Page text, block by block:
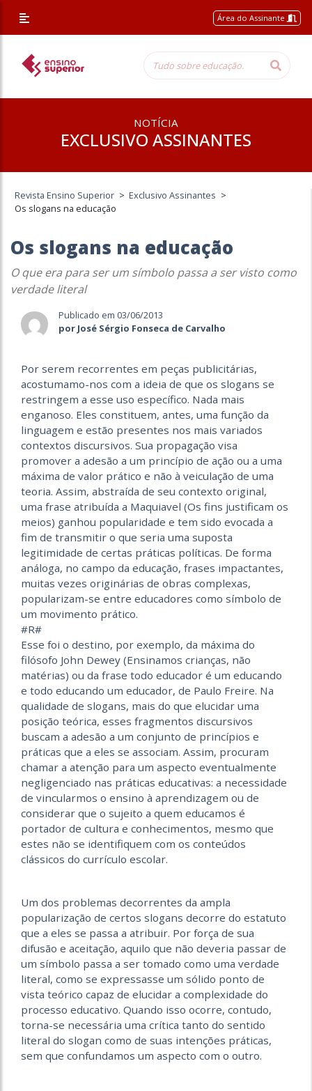
Área do Assinante
NOTÍCIA
EXCLUSIVO ASSINANTES
Revista Ensino Superior > Exclusivo Assinantes >
Os slogans na educação
Os slogans na educação
O que era para ser um símbolo passa a ser visto como
verdade literal
Publicado em 03/06/2013
por José Sérgio Fonseca de Carvalho
Por serem recorrentes em peças publicitárias,
acostumamo-nos com a ideia de que os slogans se
restringem a esse uso específico. Nada mais
enganoso. Eles constituem, antes, uma função da
linguagem e estão presentes nos mais variados
contextos discursivos. Sua propagação visa
promover a adesão a um princípio de ação ou a uma
máxima de valor prático e não à veiculação de uma
teoria. Assim, abstraída de seu contexto original,
uma frase atribuída a Maquiavel (Os fins justificam os
meios) ganhou popularidade e tem sido evocada a
fim de transmitir o que seria uma suposta
legitimidade de certas práticas políticas. De forma
análoga, no campo da educação, frases impactantes,
muitas vezes originárias de obras complexas,
popularizam-se entre educadores como símbolo de
um movimento prático.
#R#
Esse foi o destino, por exemplo, da máxima do
filósofo John Dewey (Ensinamos crianças, não
matérias) ou da frase todo educador é um educando
e todo educando um educador, de Paulo Freire. Na
qualidade de slogans, mais do que elucidar uma
posição teórica, esses fragmentos discursivos
buscam a adesão a um conjunto de princípios e
práticas que a eles se associam. Assim, procuram
chamar a atenção para um aspecto eventualmente
negligenciado nas práticas educativas: a necessidade
de vincularmos o ensino à aprendizagem ou de
considerar que o sujeito a quem educamos é
portador de cultura e conhecimentos, mesmo que
estes não se identifiquem com os conteúdos
clássicos do currículo escolar.
Um dos problemas decorrentes da ampla
popularização de certos slogans decorre do estatuto
que a eles se passa a atribuir. Por força de sua
difusão e aceitação, aquilo que não deveria passar de
um símbolo passa a ser tomado como uma verdade
literal, como se expressasse um sólido ponto de
vista teórico capaz de elucidar a complexidade do
processo educativo. Quando isso ocorre, contudo,
torna-se necessária uma crítica tanto do sentido
literal do slogan como de suas intenções práticas,
sem que confundamos um aspecto com o outro.